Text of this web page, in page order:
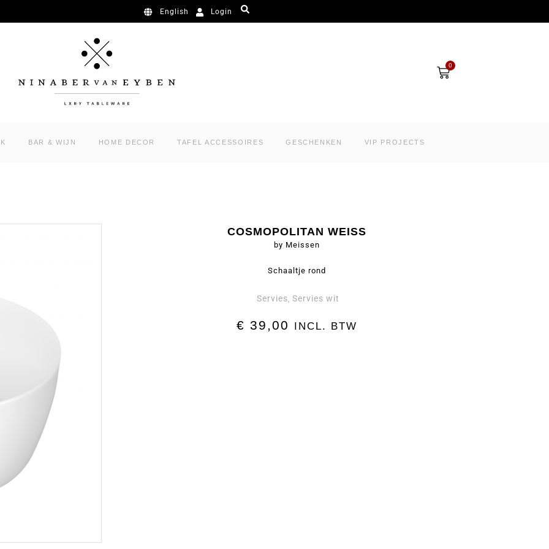
English Login
0
Winkelwagen
BAR & WIJN HOME DECOR TAFEL ACCESSOIRES GESCHENKEN VIP PROJECTS
COSMOPOLITAN WEISS
by Meissen
Schaaltje rond
Servies,Servies wit
€ 39,00 INCL. BTW